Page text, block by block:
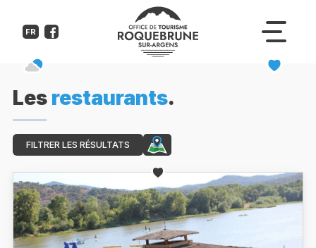
FR
Les restaurants.
FILTRER LES RÉSULTATS